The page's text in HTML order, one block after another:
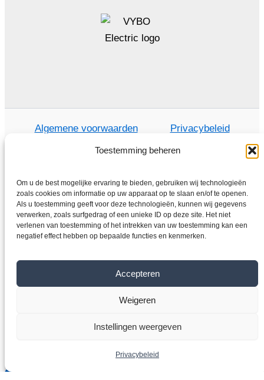
Toestemming beheren
Om u de best mogelijke ervaring te bieden, gebruiken wij technologieën
zoals cookies om informatie op uw apparaat op te slaan en/of te openen.
Als u toestemming geeft voor deze technologieën, kunnen wij gegevens
verwerken, zoals surfgedrag of een unieke ID op deze site. Het niet
verlenen van toestemming of het intrekken van uw toestemming kan een
negatief effect hebben op bepaalde functies en kenmerken.
Accepteren
Weigeren
Instellingen weergeven
Privacybeleid
Algemene voorwaarden Privacybeleid
Thuis
Winkel
Elektromotoren
Frequentieomvormer
Overdragen
Over ons
Contact
Copyright © 2026 VYBO-ANTRIEBE.BE